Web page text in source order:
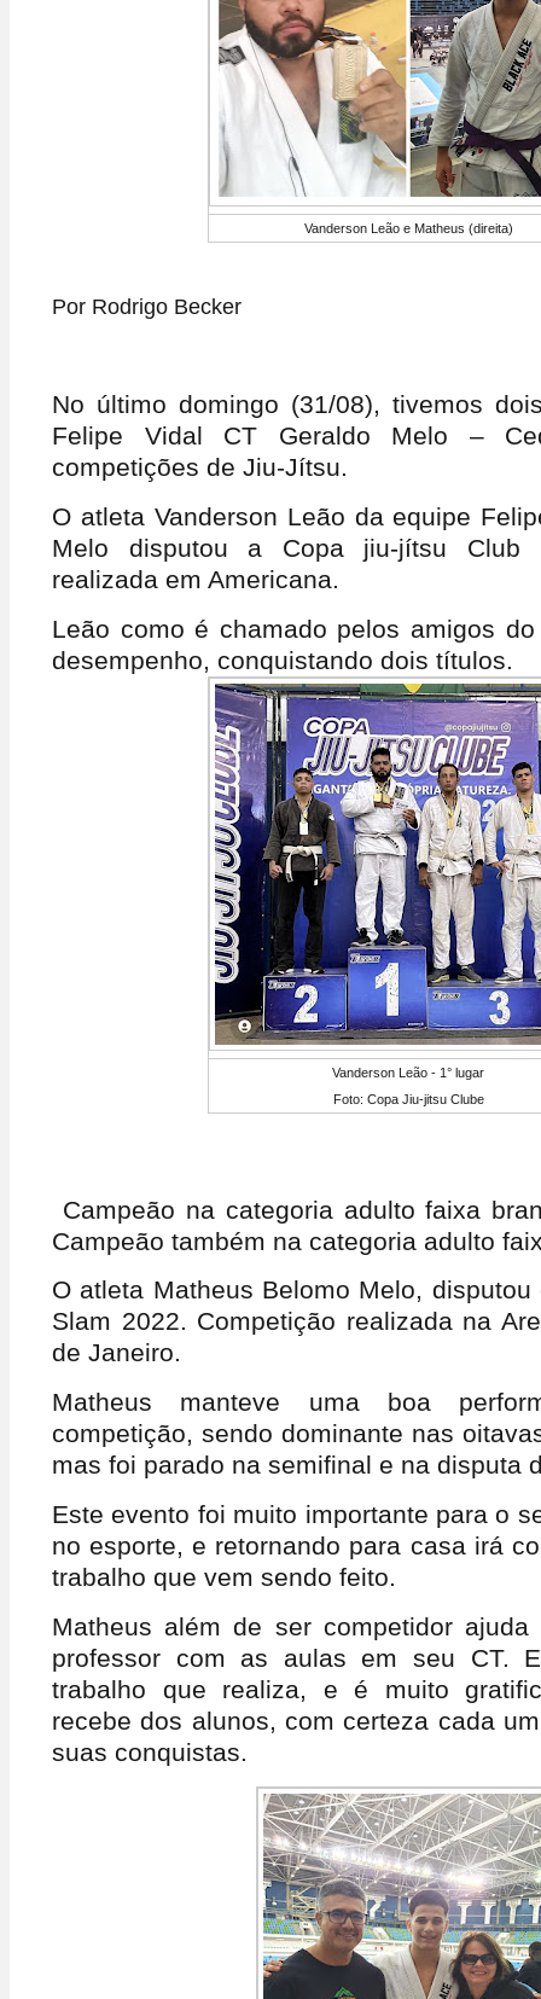
Vanderson Leão e Matheus (direita)
Por Rodrigo Becker
No último domingo (31/08), tivemos
Felipe Vidal CT Geraldo Melo –
competições de Jiu-Jítsu.
O atleta Vanderson Leão da equipe
Melo disputou a Copa jiu-jítsu Club
realizada em Americana.
Leão como é chamado pelos amigos
desempenho, conquistando dois títulos.
Vanderson Leão - 1° lugar
Foto: Copa Jiu-jitsu Clube
Campeão na categoria adulto faixa
Campeão também na categoria adulto
O atleta Matheus Belomo Melo, disputou
Slam 2022. Competição realizada na
de Janeiro.
Matheus manteve uma boa
competição, sendo dominante nas
mas foi parado na semifinal e na disputa
Este evento foi muito importante para o
no esporte, e retornando para casa irá
trabalho que vem sendo feito.
Matheus além de ser competidor
professor com as aulas em seu CT.
trabalho que realiza, e é muito
recebe dos alunos, com certeza cada
suas conquistas.